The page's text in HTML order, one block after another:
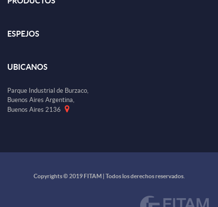
ESPEJOS
UBICANOS
Parque Industrial de Burzaco,
Buenos Aires Argentina,
Buenos Aires 2136
Copyrights © 2019 FITAM | Todos los derechos reservados.